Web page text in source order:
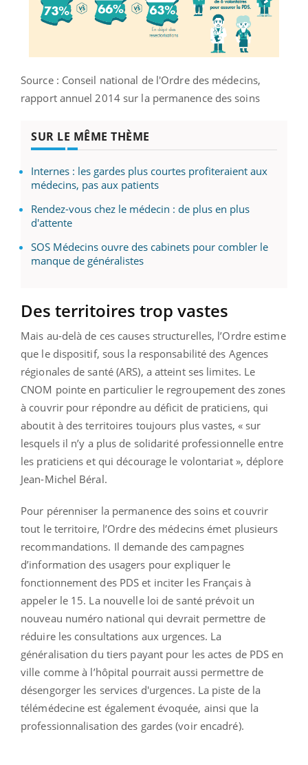
Source : Conseil national de l'Ordre des médecins,
rapport annuel 2014 sur la permanence des soins
SUR LE MÊME THÈME
Internes : les gardes plus courtes profiteraient aux
médecins, pas aux patients
Rendez-vous chez le médecin : de plus en plus
d'attente
SOS Médecins ouvre des cabinets pour combler le
manque de généralistes
Des territoires trop vastes
Mais au-delà de ces causes structurelles, l’Ordre estime
que le dispositif, sous la responsabilité des Agences
régionales de santé (ARS), a atteint ses limites. Le
CNOM pointe en particulier le regroupement des zones
à couvrir pour répondre au déficit de praticiens, qui
aboutit à des territoires toujours plus vastes, « sur
lesquels il n’y a plus de solidarité professionnelle entre
les praticiens et qui décourage le volontariat », déplore
Jean-Michel Béral.
Pour pérenniser la permanence des soins et couvrir
tout le territoire, l’Ordre des médecins émet plusieurs
recommandations. Il demande des campagnes
d’information des usagers pour expliquer le
fonctionnement des PDS et inciter les Français à
appeler le 15. La nouvelle loi de santé prévoit un
nouveau numéro national qui devrait permettre de
réduire les consultations aux urgences. La
généralisation du tiers payant pour les actes de PDS en
ville comme à l’hôpital pourrait aussi permettre de
désengorger les services d'urgences. La piste de la
télémédecine est également évoquée, ainsi que la
professionnalisation des gardes (voir encadré).